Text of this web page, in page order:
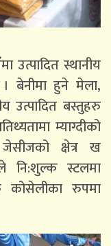
उत्पादित स्थानीय
बेनीमा हुने मेला,
उत्पादित बस्तुहरु
म्याग्दीको
क्षेत्र ख
नि:शुल्क स्टलमा
कोसेलीका रुपमा